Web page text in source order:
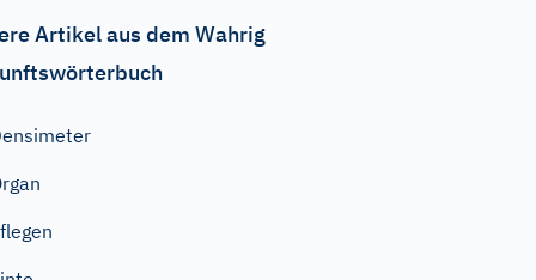
Artikel aus dem Wahrig